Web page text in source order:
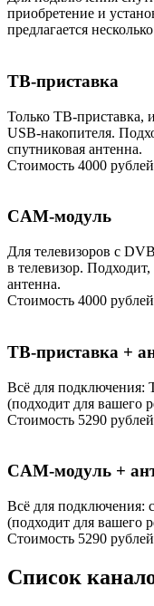
приобретение и
предлагается
ТВ-приставка
Только ТВ-приставка,
USB-накопителя.
спутниковая антенна.
Стоимость 4000 рублей
CAM-модуль
Для телевизоров с
в телевизор.
антенна.
Стоимость 4000 рублей
ТВ-приставка +
Всё для подключения:
(подходит для вашего
Стоимость 5290 рублей
CAM-модуль +
Всё для подключения:
(подходит для вашего
Стоимость 5290 рублей
Список